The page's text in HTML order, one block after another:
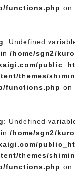
functions.php on
: Undefined
in/home/sgn2/
themes/
functions.php on
: Undefined
in/home/sgn2/
themes/
functions.php on